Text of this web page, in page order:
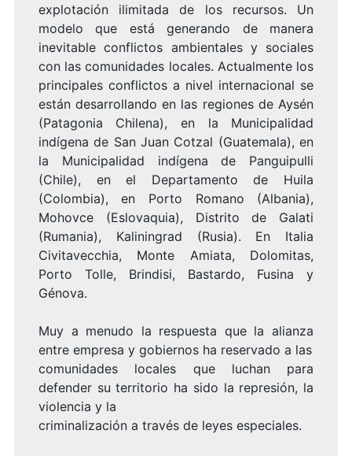
explotación ilimitada de los recursos. Un
modelo que está generando de manera
inevitable conflictos ambientales y sociales
con las comunidades locales. Actualmente los
principales conflictos a nivel internacional se
están desarrollando en las regiones de Aysén
(Patagonia Chilena), en la Municipalidad
indígena de San Juan Cotzal (Guatemala), en
la Municipalidad indígena de Panguipulli
(Chile), en el Departamento de Huila
(Colombia), en Porto Romano (Albania),
Mohovce (Eslovaquia), Distrito de Galati
(Rumania), Kaliningrad (Rusia). En Italia
Civitavecchia, Monte Amiata, Dolomitas,
Porto Tolle, Brindisi, Bastardo, Fusina y
Génova.
Muy a menudo la respuesta que la alianza
entre empresa y gobiernos ha reservado a las
comunidades locales que luchan para
defender su territorio ha sido la represión, la
violencia y la
criminalización a través de leyes especiales.